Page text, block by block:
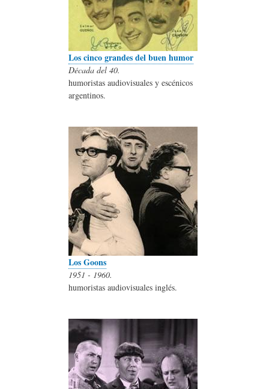
Los cinco grandes del buen humor
Década del 40.
humoristas audiovisuales y escénicos
argentinos.
Los Goons
1951 - 1960.
humoristas audiovisuales inglés.